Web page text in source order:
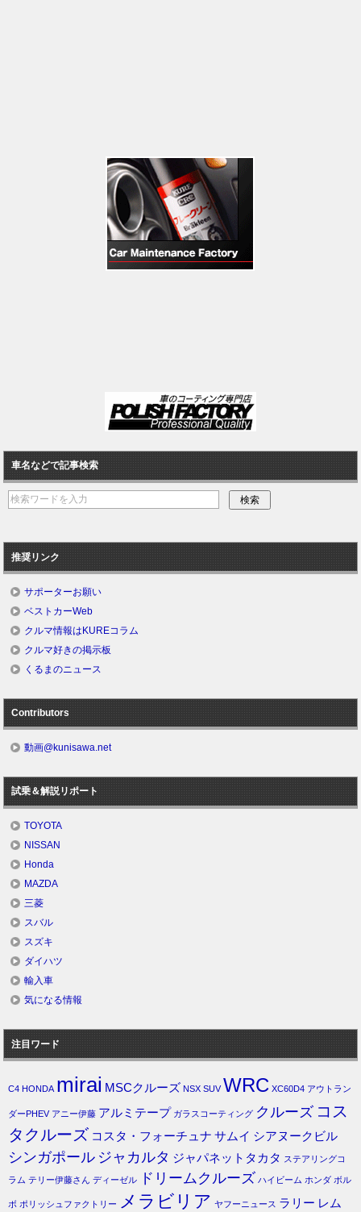
車名などで記事検索
推奨リンク
サポーターお願い
ベストカーWeb
クルマ情報はKUREコラム
クルマ好きの掲示板
くるまのニュース
Contributors
動画@kunisawa.net
試乗＆解説リポート
TOYOTA
NISSAN
Honda
MAZDA
三菱
スバル
スズキ
ダイハツ
輸入車
気になる情報
注目ワード
C4 HONDA mirai MSCクルーズ NSX SUV WRC XC60D4 アウトラン
ダーPHEV アニー伊藤 アルミテープ ガラスコーティング クルーズ コス
タクルーズ コスタ・フォーチュナ サムイ シアヌークビル
シンガポール ジャカルタ ジャパネットタカタ ステアリングコ
ラム テリー伊藤さん ディーゼル ドリームクルーズ ハイビーム ホンダ ボル
ボ ポリッシュファクトリー メラビリア ヤフーニュース ラリー レム